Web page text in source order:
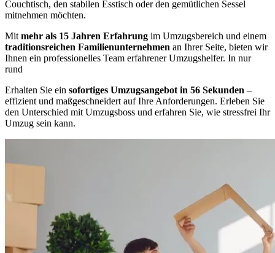
Couchtisch, den stabilen Esstisch oder den gemütlichen Sessel
mitnehmen möchten.
Mit mehr als 15 Jahren Erfahrung im Umzugsbereich und einem
traditionsreichen Familienunternehmen an Ihrer Seite, bieten wir
Ihnen ein professionelles Team erfahrener Umzugshelfer. In nur
rund
Erhalten Sie ein sofortiges Umzugsangebot in 56 Sekunden –
effizient und maßgeschneidert auf Ihre Anforderungen. Erleben Sie
den Unterschied mit Umzugsboss und erfahren Sie, wie stressfrei Ihr
Umzug sein kann.